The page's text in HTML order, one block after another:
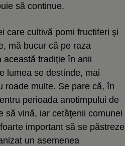
să continue.
care cultivă pomi fructiferi şi
mă bucur că pe raza
această tradiţie în anii
lumea se destinde, mai
roade multe. Se pare că, în
perioada anotimpului de
să vină, iar cetăţenii comunei
important să se păstreze
un asemenea